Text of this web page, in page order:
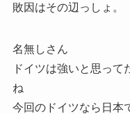
敗因はその辺っしょ。
名無しさん
ドイツは強いと思って
ね
今回のドイツなら日本